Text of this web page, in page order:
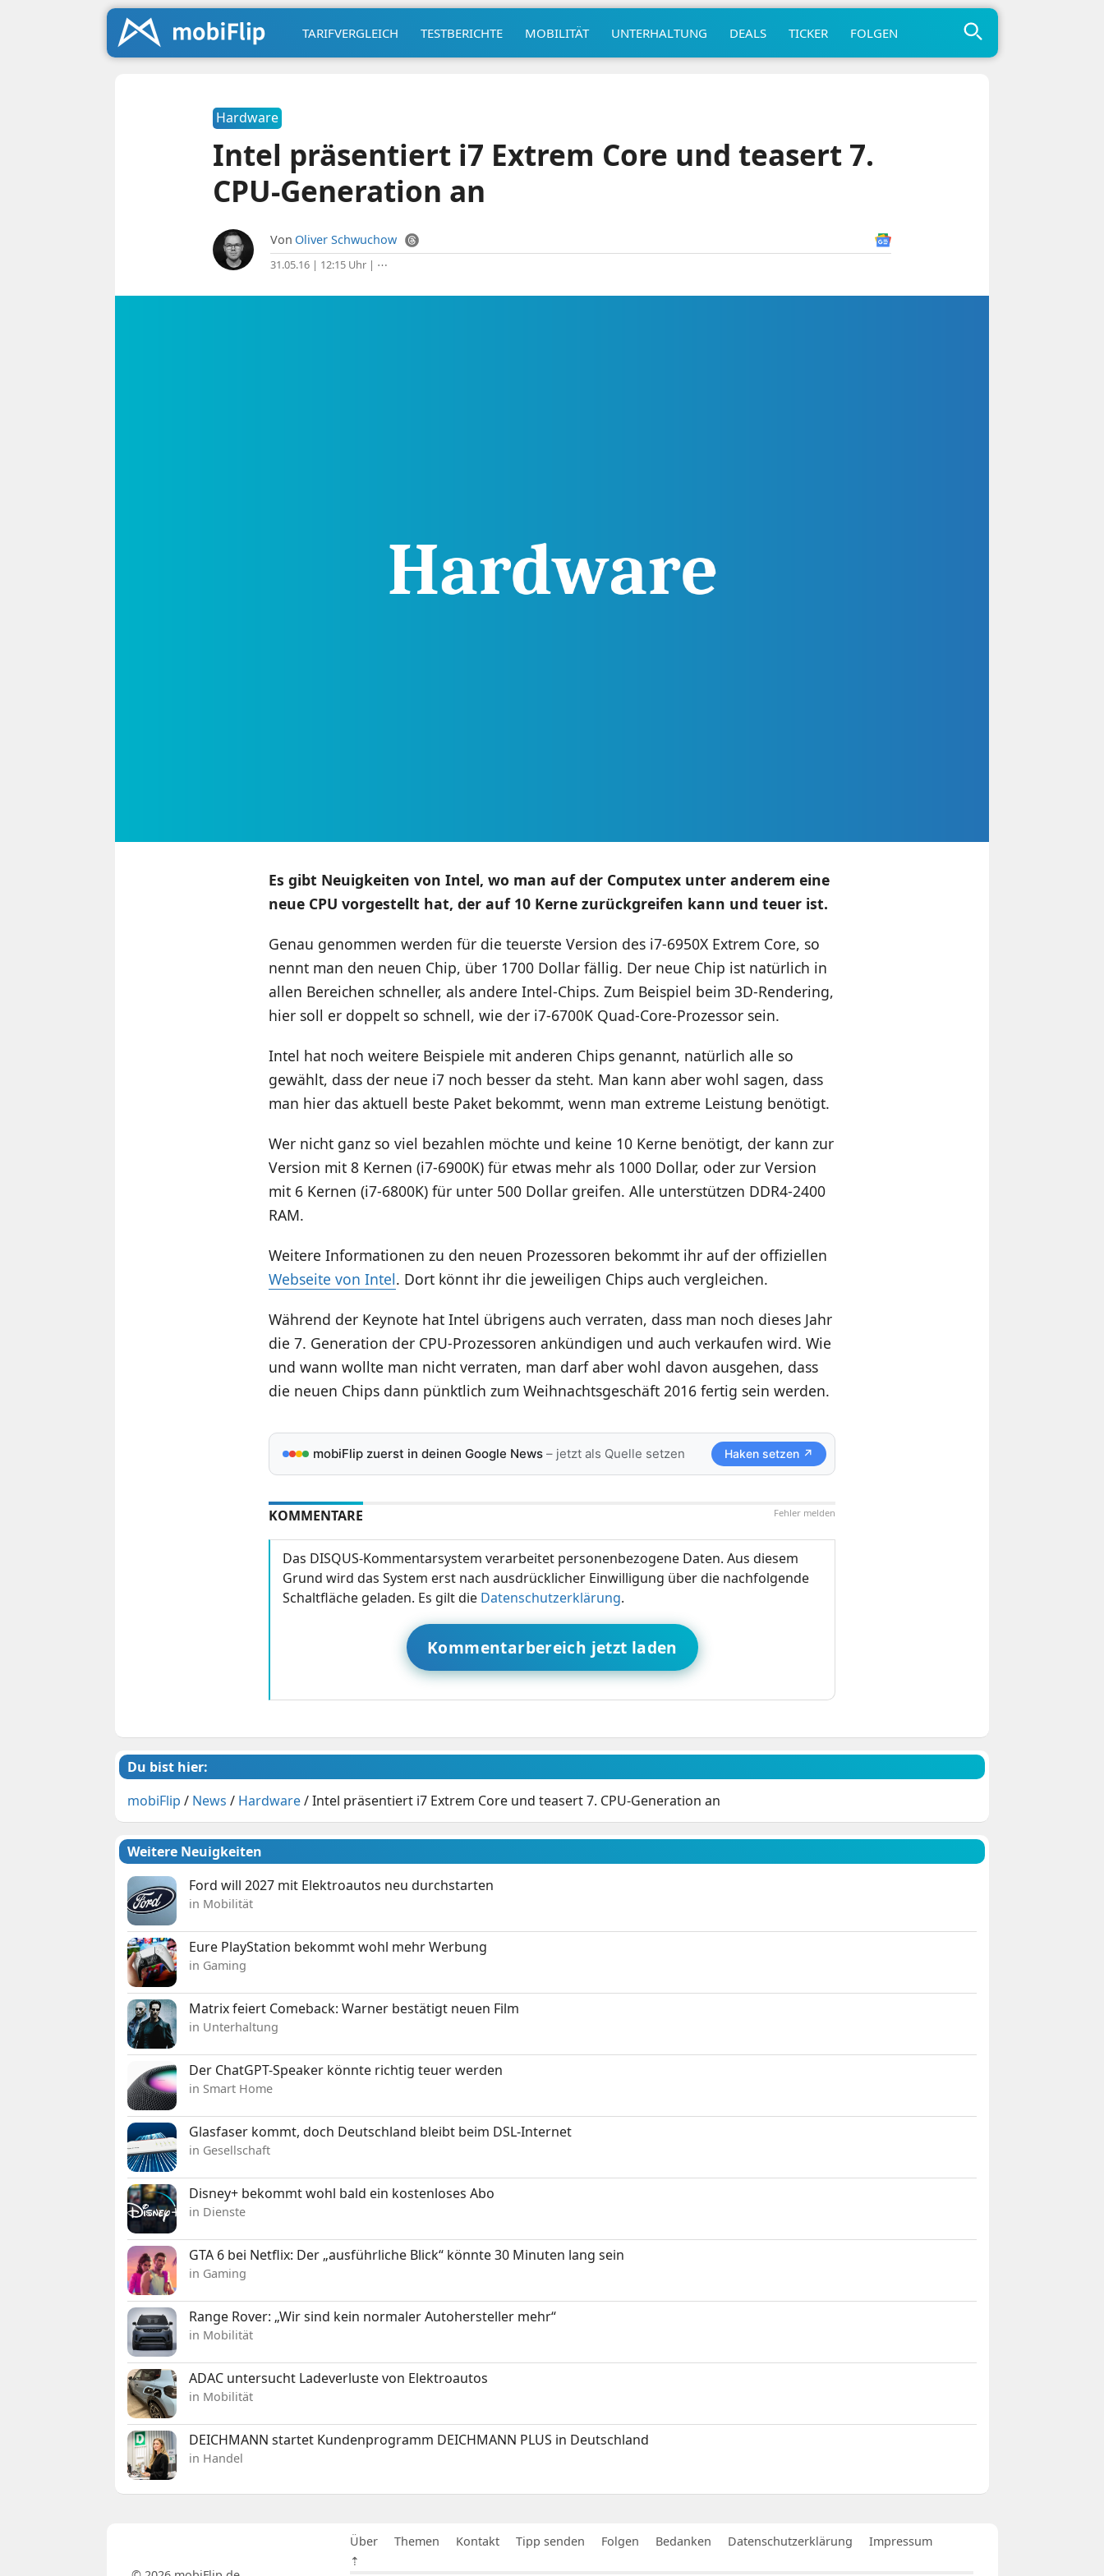
TARIFVERGLEICH TESTBERICHTE MOBILITÄT UNTERHALTUNG DEALS TICKER FOLGEN
Hardware
Intel präsentiert i7 Extrem Core und teasert 7.
CPU-Generation an
Von Oliver Schwuchow
31.05.16 | 12:15 Uhr| ⋯
Es gibt Neuigkeiten von Intel, wo man auf der Computex unter anderem eine
neue CPU vorgestellt hat, der auf 10 Kerne zurückgreifen kann und teuer ist.
Genau genommen werden für die teuerste Version des i7-6950X Extrem Core, so
nennt man den neuen Chip, über 1700 Dollar fällig. Der neue Chip ist natürlich in
allen Bereichen schneller, als andere Intel-Chips. Zum Beispiel beim 3D-Rendering,
hier soll er doppelt so schnell, wie der i7-6700K Quad-Core-Prozessor sein.
Intel hat noch weitere Beispiele mit anderen Chips genannt, natürlich alle so
gewählt, dass der neue i7 noch besser da steht. Man kann aber wohl sagen, dass
man hier das aktuell beste Paket bekommt, wenn man extreme Leistung benötigt.
Wer nicht ganz so viel bezahlen möchte und keine 10 Kerne benötigt, der kann zur
Version mit 8 Kernen (i7-6900K) für etwas mehr als 1000 Dollar, oder zur Version
mit 6 Kernen (i7-6800K) für unter 500 Dollar greifen. Alle unterstützen DDR4-2400
RAM.
Weitere Informationen zu den neuen Prozessoren bekommt ihr auf der offiziellen
Webseite von Intel. Dort könnt ihr die jeweiligen Chips auch vergleichen.
Während der Keynote hat Intel übrigens auch verraten, dass man noch dieses Jahr
die 7. Generation der CPU-Prozessoren ankündigen und auch verkaufen wird. Wie
und wann wollte man nicht verraten, man darf aber wohl davon ausgehen, dass
die neuen Chips dann pünktlich zum Weihnachtsgeschäft 2016 fertig sein werden.
mobiFlip zuerst in deinen Google News– jetzt als Quelle setzen Haken setzen ↗
Fehler melden
KOMMENTARE
Das DISQUS-Kommentarsystem verarbeitet personenbezogene Daten. Aus diesem
Grund wird das System erst nach ausdrücklicher Einwilligung über die nachfolgende
Schaltfläche geladen. Es gilt die Datenschutzerklärung.
Kommentarbereich jetzt laden
Du bist hier:
mobiFlip / News / Hardware/Intel präsentiert i7 Extrem Core und teasert 7. CPU-Generation an
Weitere Neuigkeiten
Ford will 2027 mit Elektroautos neu durchstarten
in Mobilität
Eure PlayStation bekommt wohl mehr Werbung
in Gaming
Matrix feiert Comeback: Warner bestätigt neuen Film
in Unterhaltung
Der ChatGPT-Speaker könnte richtig teuer werden
in Smart Home
Glasfaser kommt, doch Deutschland bleibt beim DSL-Internet
in Gesellschaft
Disney+ bekommt wohl bald ein kostenloses Abo
in Dienste
GTA 6 bei Netflix: Der „ausführliche Blick“ könnte 30 Minuten lang sein
in Gaming
Range Rover: „Wir sind kein normaler Autohersteller mehr“
in Mobilität
ADAC untersucht Ladeverluste von Elektroautos
in Mobilität
DEICHMANN startet Kundenprogramm DEICHMANN PLUS in Deutschland
in Handel
Über Themen Kontakt Tipp senden Folgen Bedanken Datenschutzerklärung
Impressum
⇡